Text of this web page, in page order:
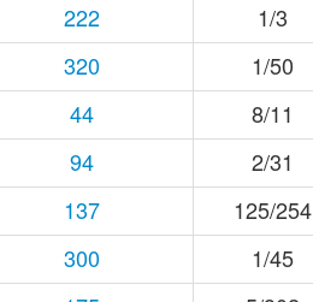
222
1/3
320
1/50
44
8/11
94
2/31
137
125/254
300
1/45